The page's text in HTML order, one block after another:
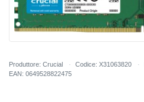
Produttore: Crucial Codice: X31063820
EAN: 0649528822475